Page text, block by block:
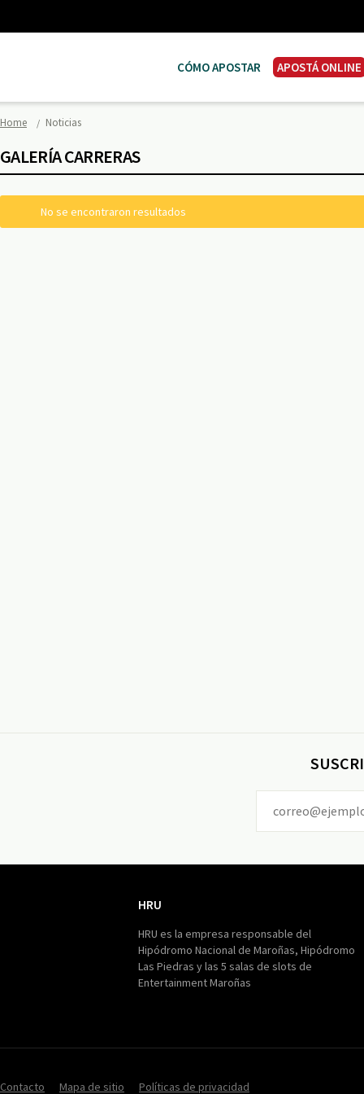
CÓMO APOSTAR APOSTÁ ONLINE
Home Noticias
GALERÍA CARRERAS
No se encontraron resultados
HRU
HRU es la empresa responsable del
Hipódromo Nacional de Maroñas, Hipódromo
Las Piedras y las 5 salas de slots de
Entertainment Maroñas
Contacto Mapa de sitio Políticas de privacidad